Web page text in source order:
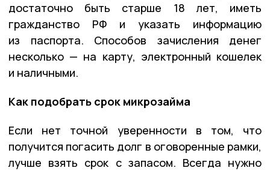
достаточно быть старше 18 лет, иметь
гражданство РФ и указать информацию
из паспорта. Способов зачисления денег
несколько — на карту, электронный кошелек
и наличными.
Как подобрать срок микрозайма
Если нет точной уверенности в том, что
получится погасить долг в оговоренные рамки,
лучше взять срок с запасом. Всегда нужно